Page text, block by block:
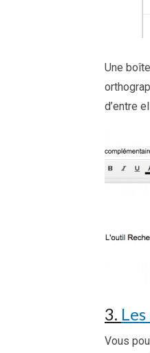
Une
d’entre
3.
Vous